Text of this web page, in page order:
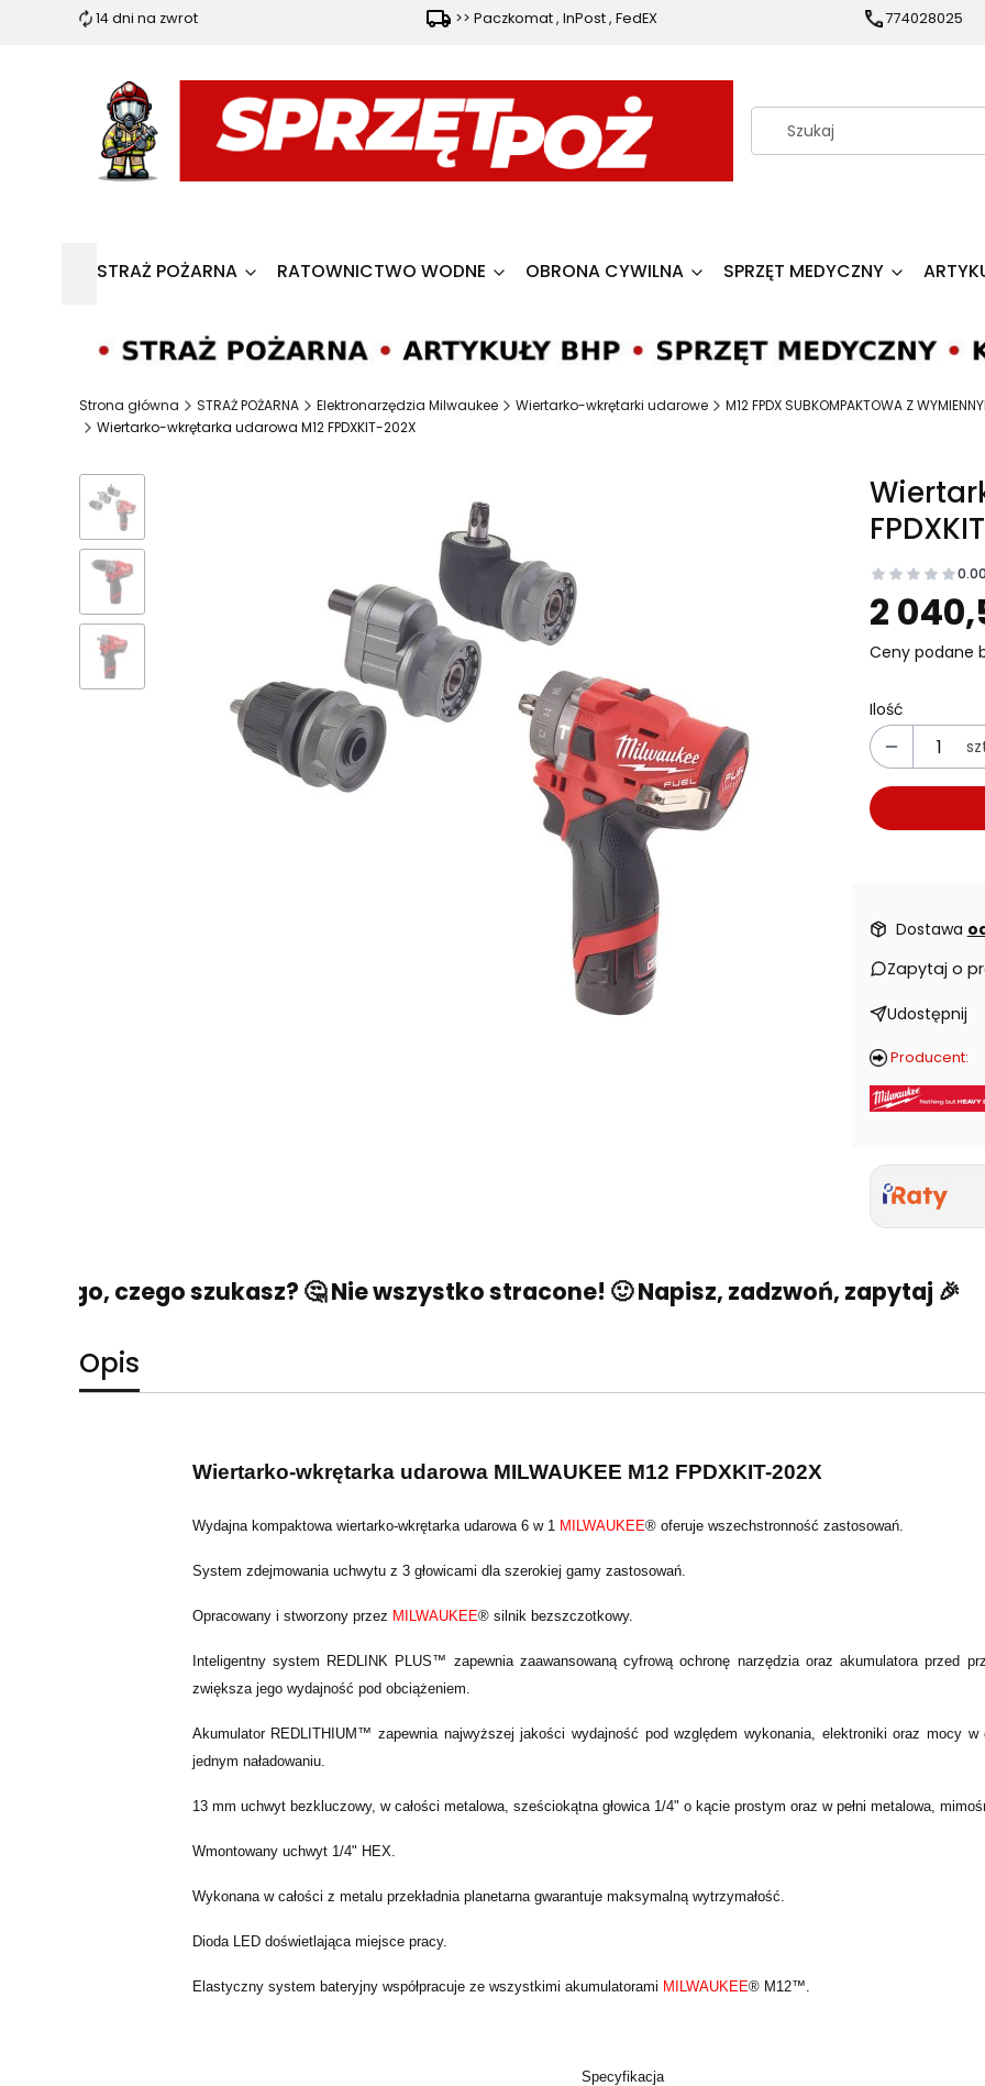
14 dni na zwrot >> Paczkomat , InPost , FedEX 774028025
STRAŻ POŻARNA RATOWNICTWO WODNE OBRONA CYWILNA SPRZĘT MEDYCZNY
Strona główna STRAŻ POŻARNA Elektronarzędzia Milwaukee Wiertarko-wkrętarki udarowe
M12 FPDX SUBKOMPAKTOWA Z
Wiertarko-wkrętarka udarowa M12 FPDXKIT-202X
0.00
2
Ceny podane
Ilość
Dostawa
Zapytaj o
Udostępnij
Producent:
tego, czego szukasz? 🤔 Nie wszystko stracone! 🙂 Napisz, zadzwoń, zapytaj 🎉
Opis
Wiertarko-wkrętarka udarowa MILWAUKEE M12 FPDXKIT-202X
Wydajna kompaktowa wiertarko-wkrętarka udarowa 6 w 1 MILWAUKEE® oferuje wszechstronność zastosowań.
System zdejmowania uchwytu z 3 głowicami dla szerokiej gamy zastosowań.
Opracowany i stworzony przez MILWAUKEE® silnik bezszczotkowy.
Inteligentny system REDLINK PLUS™ zapewnia zaawansowaną cyfrową ochronę narzędzia oraz akumulatora przed
zwiększa jego wydajność pod obciążeniem.
Akumulator REDLITHIUM™ zapewnia najwyższej jakości wydajność pod względem wykonania, elektroniki oraz mocy w
jednym naładowaniu.
13 mm uchwyt bezkluczowy, w całości metalowa, sześciokątna głowica 1/4" o kącie prostym oraz w pełni metalowa,
Wmontowany uchwyt 1/4" HEX.
Wykonana w całości z metalu przekładnia planetarna gwarantuje maksymalną wytrzymałość.
Dioda LED doświetlająca miejsce pracy.
Elastyczny system bateryjny współpracuje ze wszystkimi akumulatorami MILWAUKEE® M12™.
Specyfikacja